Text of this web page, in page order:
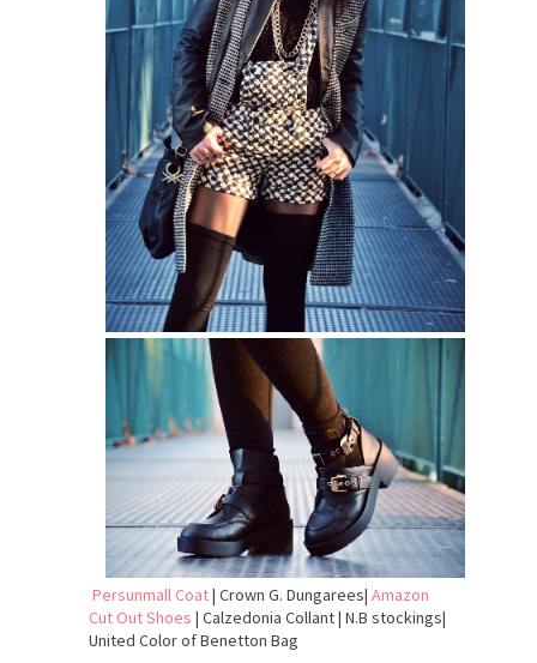
Persunmall Coat| Crown G. Dungarees| Amazon
Cut Out Shoes | Calzedonia Collant | N.B stockings|
United Color of Benetton Bag